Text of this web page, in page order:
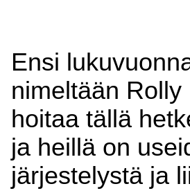
Ensi
nimeltään
hoitaa tällä
ja heillä on
järjestelystä ja